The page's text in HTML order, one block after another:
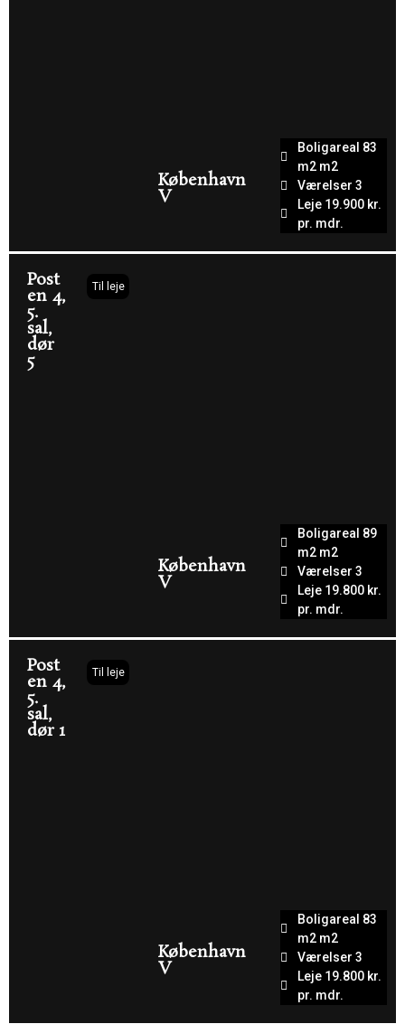
Boligareal 83
m2 m2
Værelser 3
Leje 19.900 kr.
pr. mdr.
Post
en 4,
5.
sal,
dør
5
Til leje
København
V
Boligareal 89
m2 m2
Værelser 3
Leje 19.800 kr.
pr. mdr.
Post
en 4,
5.
sal,
dør 1
Til leje
København
V
Boligareal 83
m2 m2
Værelser 3
Leje 19.800 kr.
pr. mdr.
København
V